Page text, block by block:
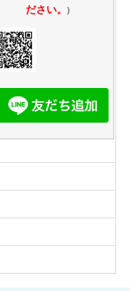
ださい。
)